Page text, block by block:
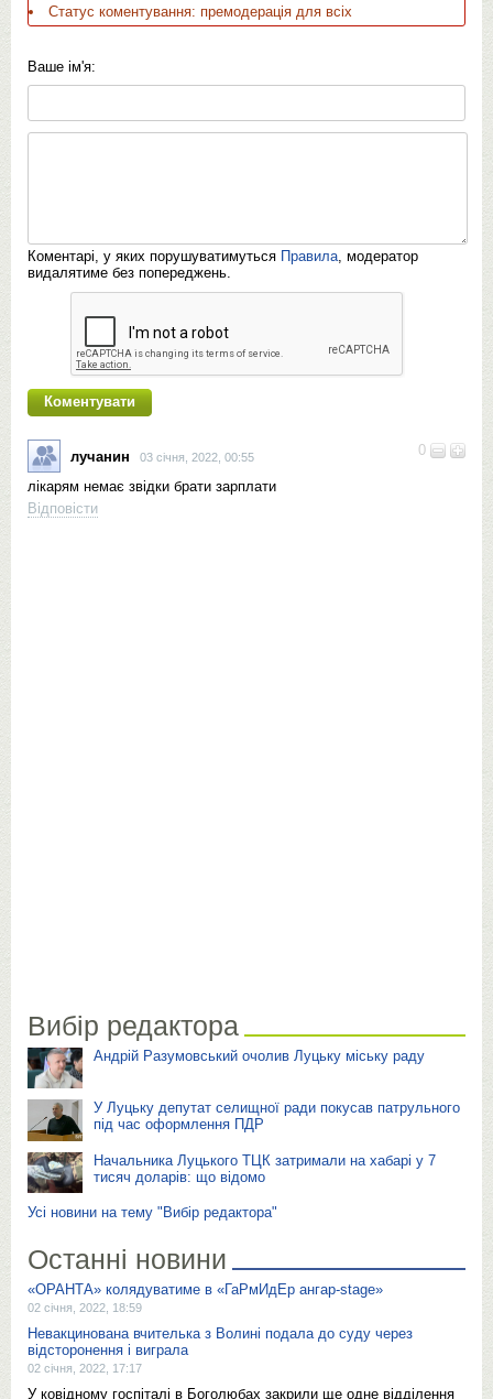
Статус коментування: премодерація для всіх
Ваше ім'я:
Коментарі, у яких порушуватимуться Правила , модератор
видалятиме без попереджень.
0
лучанин 03 січня, 2022, 00:55
лікарям немає звідки брати зарплати
Відповісти
Вибір редактора
Андрій Разумовський очолив Луцьку міську раду
У Луцьку депутат селищної ради покусав патрульного
під час оформлення ПДР
Начальника Луцького ТЦК затримали на хабарі у 7
тисяч доларів: що відомо
Усі новини на тему "Вибір редактора"
Останні новини
«ОРАНТА» колядуватиме в «ГаРмИдЕр ангар-stage»
02 січня, 2022, 18:59
Невакцинована вчителька з Волині подала до суду через
відсторонення і виграла
02 січня, 2022, 17:17
У ковідному госпіталі в Боголюбах закрили ще одне відділення